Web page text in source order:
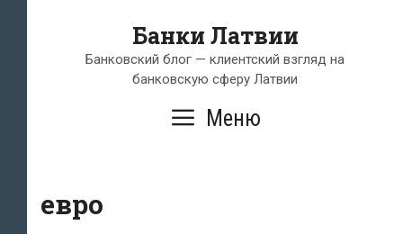
содержимому
Банки Латвии
Банковский блог — клиентский взгляд на
банковскую сферу Латвии
Меню
евро